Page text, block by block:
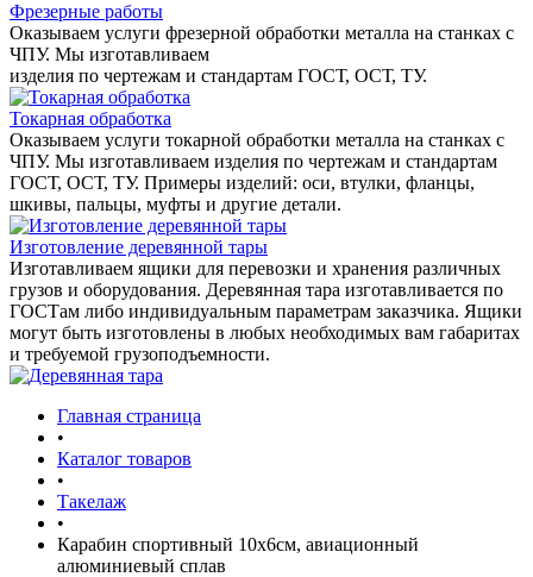
Фрезерные работы
Оказываем услуги фрезерной обработки металла на станках с
ЧПУ. Мы изготавливаем
изделия по чертежам и стандартам ГОСТ, ОСТ, ТУ.
Токарная обработка
Оказываем услуги токарной обработки металла на станках с
ЧПУ. Мы изготавливаем изделия по чертежам и стандартам
ГОСТ, ОСТ, ТУ. Примеры изделий: оси, втулки, фланцы,
шкивы, пальцы, муфты и другие детали.
Изготовление деревянной тары
Изготавливаем ящики для перевозки и хранения различных
грузов и оборудования. Деревянная тара изготавливается по
ГОСТам либо индивидуальным параметрам заказчика. Ящики
могут быть изготовлены в любых необходимых вам габаритах
и требуемой грузоподъемности.
Главная страница
•
Каталог товаров
•
Такелаж
•
Карабин спортивный 10х6см, авиационный
алюминиевый сплав